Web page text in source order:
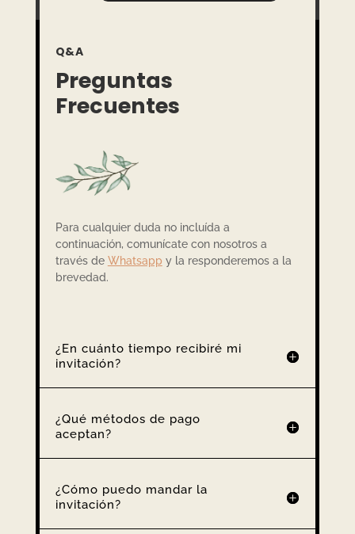
Q&A
Preguntas
Frecuentes
Para cualquier duda no incluída a
continuación, comunícate con nosotros a
través de Whatsapp y la responderemos a la
brevedad.
¿En cuánto tiempo recibiré mi
invitación?
¿Qué métodos de pago
aceptan?
¿Cómo puedo mandar la
invitación?